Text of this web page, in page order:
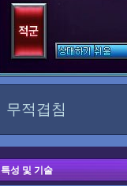
무적겹침
특성 및 기술